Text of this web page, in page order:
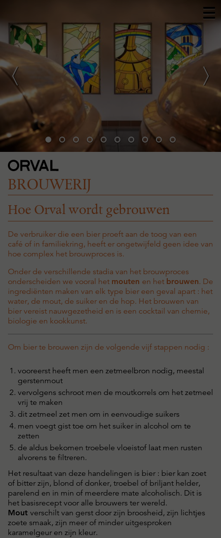
BROUWERIJ
Hoe Orval wordt gebrouwen
De verbruiker die een bier proeft aan de toog van een
café of in familiekring, heeft er ongetwijfeld geen idee van
hoe complex het brouwproces is.
Onder de verschillende stadia van het brouwproces
onderscheiden we vooral het mouten en het brouwen. De
ingrediënten maken van elk type bier een geval apart : het
water, de mout, de suiker en de hop. Het brouwen van
bier vereist nauwgezetheid en is een cocktail van chemie,
biologie en kookkunst.
Om bier te brouwen zijn de volgende vijf stappen nodig :
vooreerst heeft men een zetmeelbron nodig, meestal
gerstenmout
vervolgens schroot men de moutkorrels om het zetmeel
vrij te maken
dit zetmeel zet men om in eenvoudige suikers
men voegt gist toe om het suiker in alcohol om te
zetten
de aldus bekomen troebele vloeistof laat men rusten
alvorens te filtreren.
Het resultaat van deze handelingen is bier : bier kan zoet
of bitter zijn, blond of donker, troebel of briljant helder,
parelend en in min of meerdere mate alcoholisch. Dit is
het basisrecept voor alle brouwers ter wereld.
Mout verschilt van gerst door zijn broosheid, zijn lichtjes
zoete smaak, zijn meer of minder uitgesproken
karamelgeur en zijn kleur.